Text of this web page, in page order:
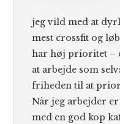
jeg vild med at
mest crossfit og
har høj prioritet –
at arbejde som
friheden til at
Når jeg arbejder
med en god kop